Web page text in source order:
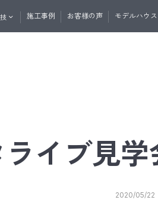
施工事例 お客様の声 モデルハウス
イブ見学
2020/05/22